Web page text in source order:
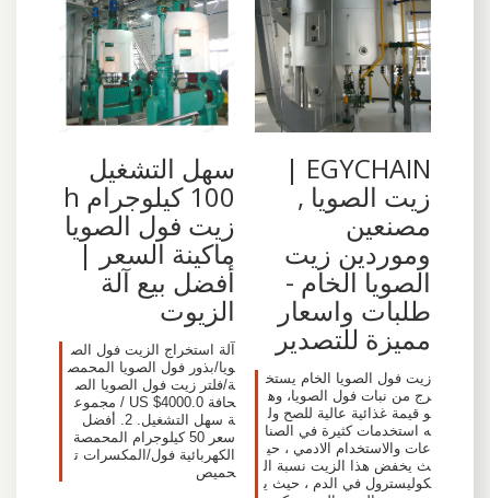
EGYCHAIN |
زيت الصويا ,
مصنعين
وموردين زيت
الصويا الخام -
طلبات واسعار
مميزة للتصدير
زيت فول الصويا الخام يستخ
رج من نبات فول الصويا، وه
و قيمة غذائية عالية للصح ول
ه استخدمات كثيرة في الصنا
عات والاستخدام الادمي ، حي
ث يخفض هذا الزيت نسبة ال
كوليسترول في الدم ، حيث ي
سهل التشغيل
100 كيلوجرام h
زيت فول الصويا
ماكينة السعر |
أفضل بيع آلة
الزيوت
آلة استخراج الزيت فول الص
ويا/بذور فول الصويا المحمص
ة/فلتر زيت فول الصويا الص
حافة US $4000.0 / مجموع
ة سهل التشغيل. 2. أفضل
سعر 50 كيلوجرام المحمصة
الكهربائية فول/المكسرات ت
حميص